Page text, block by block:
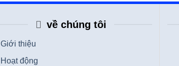
về chúng tôi
Giới thiệu
Hoạt động